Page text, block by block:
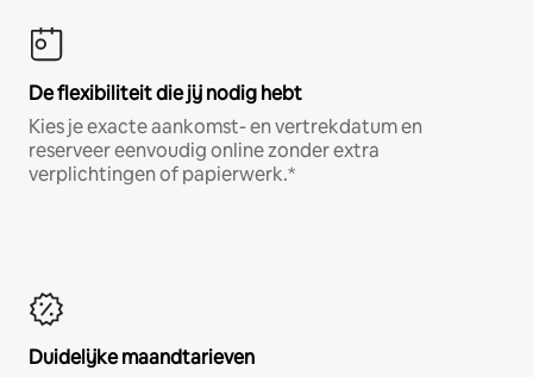
De flexibiliteit die jij nodig hebt
Kies je exacte aankomst- en vertrekdatum en
reserveer eenvoudig online zonder extra
verplichtingen of papierwerk.*
Duidelijke maandtarieven